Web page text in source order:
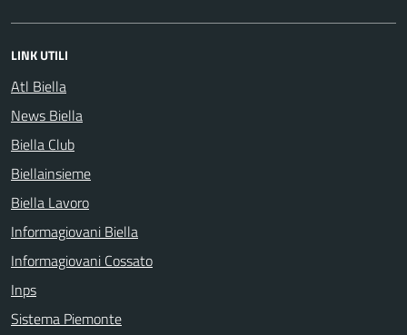
LINK UTILI
Atl Biella
News Biella
Biella Club
Biellainsieme
Biella Lavoro
Informagiovani Biella
Informagiovani Cossato
Inps
Sistema Piemonte